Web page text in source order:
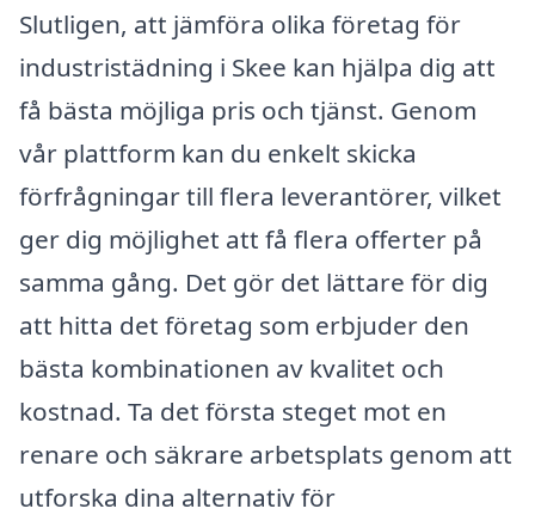
Slutligen, att jämföra olika företag för
industristädning i Skee kan hjälpa dig att
få bästa möjliga pris och tjänst. Genom
vår plattform kan du enkelt skicka
förfrågningar till flera leverantörer, vilket
ger dig möjlighet att få flera offerter på
samma gång. Det gör det lättare för dig
att hitta det företag som erbjuder den
bästa kombinationen av kvalitet och
kostnad. Ta det första steget mot en
renare och säkrare arbetsplats genom att
utforska dina alternativ för